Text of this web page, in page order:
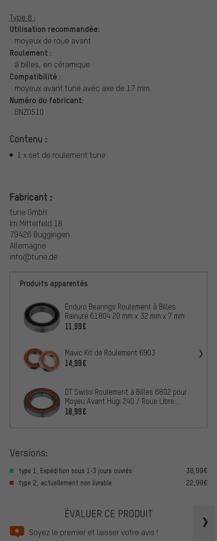
Type 8 :
Utilisation recommandée:
moyeux de roue avant
Roulement :
à billes, en céramique
Compatibilité :
moyeux avant tune avec axe de 17 mm
Numéro du fabricant:
BNZ0510
Contenu :
1 x set de roulement tune
Fabricant :
tune GmbH
Im Mittelfeld 18
79426 Buggingen
Allemagne
info@tune.de
Produits apparentés
Enduro Bearings Roulement à Billes
Rainuré 61804 20 mm x 32 mm x 7 mm
11,99€
Mavic Kit de Roulement 6903
14,99€
DT Swiss Roulement à Billes 6802 pour
Moyeu Avant Hügi 240 / Roue Libre
Arrière
10,99€
Versions:
type 1, Expédition sous 1-3 jours ouvrés
38,99€
type 2, actuellement non livrable
22,99€
ÉVALUER CE PRODUIT
Soyez le premier et laisser votre avis !